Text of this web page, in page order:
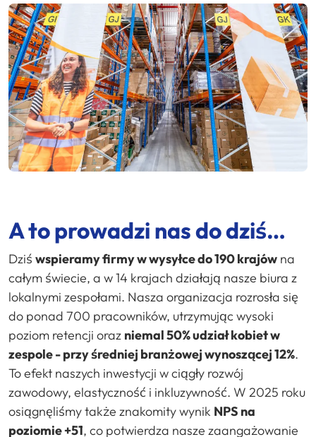
A to prowadzi nas do dziś…
Dziś wspieramy firmy w wysyłce do 190 krajów na
całym świecie, a w 14 krajach działają nasze biura z
lokalnymi zespołami. Nasza organizacja rozrosła się
do ponad 700 pracowników, utrzymując wysoki
poziom retencji oraz niemal 50% udział kobiet w
zespole - przy średniej branżowej wynoszącej 12%.
To efekt naszych inwestycji w ciągły rozwój
zawodowy, elastyczność i inkluzywność. W 2025 roku
osiągnęliśmy także znakomity wynik NPS na
poziomie +51, co potwierdza nasze zaangażowanie